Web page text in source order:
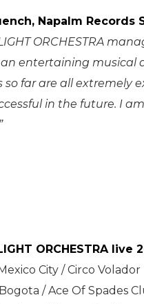
Napalm Records
ORCHESTRA
entertaining musical
far are all extremely
in the future. I
ORCHESTRA live
City / Circo Volador
/ Ace Of Spades